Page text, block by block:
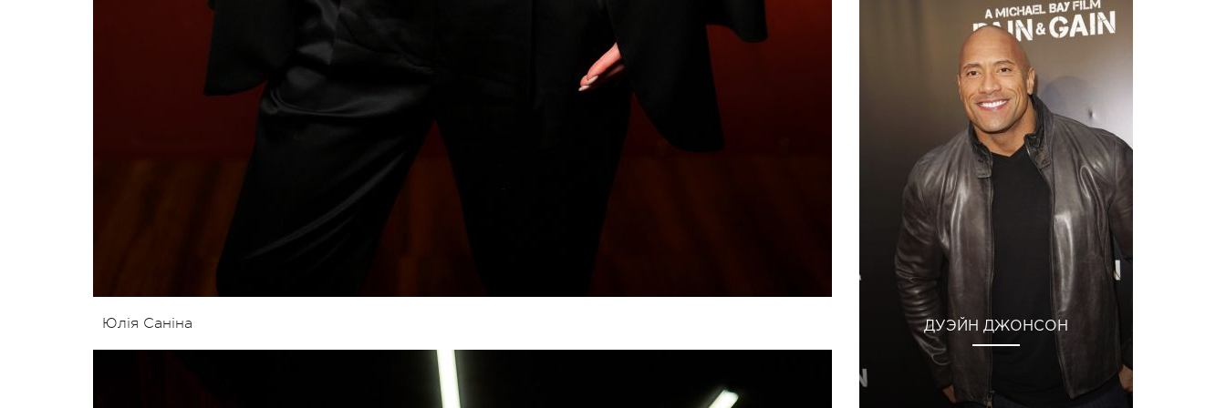
Юлія Саніна ДУЭЙН ДЖОНСОН